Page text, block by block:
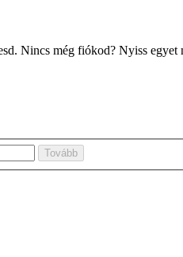
Nincs még fiókod? Nyiss